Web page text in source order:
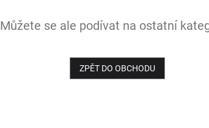
Můžete se ale podívat na ostatní
ZPĚT DO OBCHODU